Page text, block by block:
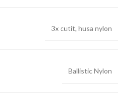
3x cutit, husa nylon
Ballistic Nylon